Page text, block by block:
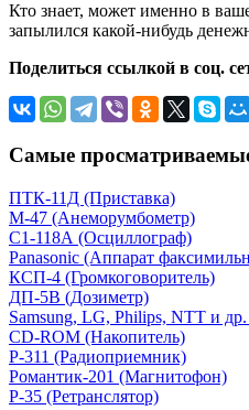
Кто знает, может именно в
запылился какой-нибудь
Поделиться ссылкой в соц.
Самые
ПТК-11Д (Приставка)
М-47 (Анеморумбометр)
С1-118А (Осциллограф)
Panasonic (Аппарат
КСП-4 (Громкоговоритель)
ДП-5В (Дозиметр)
Samsung, LG, Philips, NTT и
CD-ROM (Накопитель)
Р-311 (Радиоприемник)
Романтик-201 (Магнитофон)
Р-35 (Ретранслятор)